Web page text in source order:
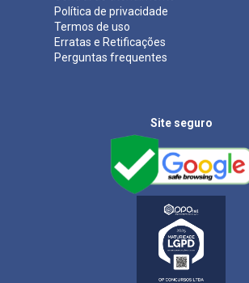
Política de privacidade
Termos de uso
Erratas e Retificações
Perguntas frequentes
Site seguro